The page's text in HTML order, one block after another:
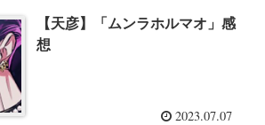
【天彦】「ムンラホルマオ」感
想
2023.07.07